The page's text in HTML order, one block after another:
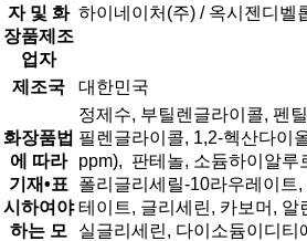
자 및 화
장품제조
업자
하이네이처(주) / 옥시젠디벨
제조국 대한민국
화장품법
에 따라
기재•표
시하여야
하는 모
정제수, 부틸렌글라이콜, 펜
필렌글라이콜, 1,2-헥산다이
ppm), 판테놀, 소듐하이알루
폴리글리세릴-10라우레이트
테이트, 글리세린, 카보머, 알
실글리세린, 다이소듐이디티